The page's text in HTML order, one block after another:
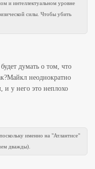
и интеллектуальном уровне
силы. Чтобы убить
думать о том, что
неоднократно
и у него это неплохо
именно на "Атлантисе"
дважды).